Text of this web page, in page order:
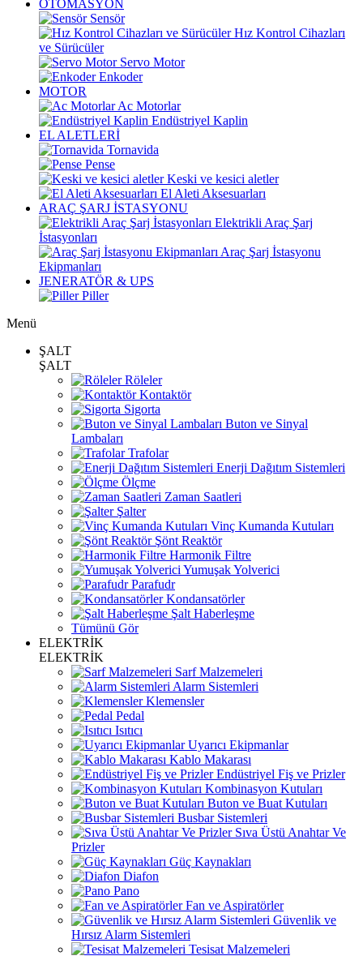
OTOMASYON
Sensör
Hız Kontrol Cihazları
ve Sürücüler
Servo Motor
Enkoder
MOTOR
Ac Motorlar
Endüstriyel Kaplin
EL ALETLERİ
Tornavida
Pense
Keski ve kesici aletler
El Aleti Aksesuarları
ARAÇ ŞARJ İSTASYONU
Elektrikli Araç Şarj
İstasyonları
Araç Şarj İstasyonu
Ekipmanları
JENERATÖR & UPS
Piller
Menü
ŞALT
ŞALT
Röleler
Kontaktör
Sigorta
Buton ve Sinyal
Lambaları
Trafolar
Enerji Dağıtım Sistemleri
Ölçme
Zaman Saatleri
Şalter
Vinç Kumanda Kutuları
Şönt Reaktör
Harmonik Filtre
Yumuşak Yolverici
Parafudr
Kondansatörler
Şalt Haberleşme
Tümünü Gör
ELEKTRİK
ELEKTRİK
Sarf Malzemeleri
Alarm Sistemleri
Klemensler
Pedal
Isıtıcı
Uyarıcı Ekipmanlar
Kablo Makarası
Endüstriyel Fiş ve Prizler
Kombinasyon Kutuları
Buton ve Buat Kutuları
Busbar Sistemleri
Sıva Üstü Anahtar Ve
Prizler
Güç Kaynakları
Diafon
Pano
Fan ve Aspiratörler
Güvenlik ve
Hırsız Alarm Sistemleri
Tesisat Malzemeleri